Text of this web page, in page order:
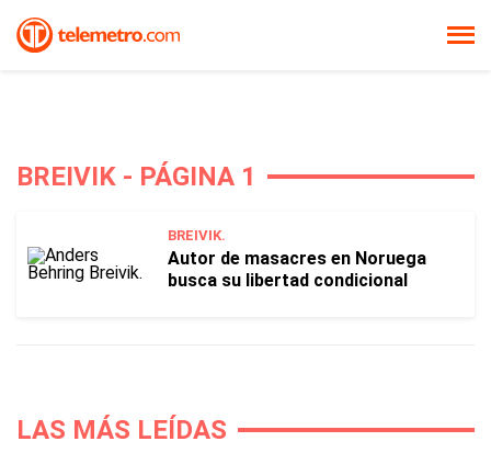
BREIVIK - PÁGINA 1
BREIVIK.
Autor de masacres en Noruega
busca su libertad condicional
LAS MÁS LEÍDAS